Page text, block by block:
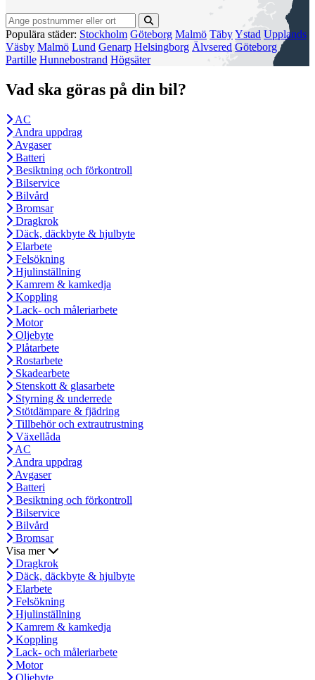
Populära städer: Stockholm Göteborg Malmö TäbyYstad Upplands
Väsby Malmö Lund Genarp Helsingborg Älvsered Göteborg
Partille Hunnebostrand Högsäter
Vad ska göras på din bil?
AC
Andra uppdrag
Avgaser
Batteri
Besiktning och förkontroll
Bilservice
Bilvård
Bromsar
Dragkrok
Däck, däckbyte & hjulbyte
Elarbete
Felsökning
Hjulinställning
Kamrem & kamkedja
Koppling
Lack- och måleriarbete
Motor
Oljebyte
Plåtarbete
Rostarbete
Skadearbete
Stenskott & glasarbete
Styrning & underrede
Stötdämpare & fjädring
Tillbehör och extrautrustning
Växellåda
AC
Andra uppdrag
Avgaser
Batteri
Besiktning och förkontroll
Bilservice
Bilvård
Bromsar
Visa mer
Dragkrok
Däck, däckbyte & hjulbyte
Elarbete
Felsökning
Hjulinställning
Kamrem & kamkedja
Koppling
Lack- och måleriarbete
Motor
Oljebyte